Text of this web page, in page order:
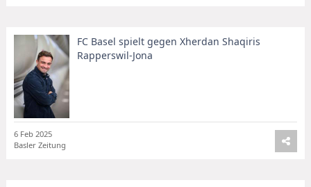
FC Basel spielt gegen Xherdan Shaqiris
Rapperswil-Jona
6 Feb 2025
Basler Zeitung